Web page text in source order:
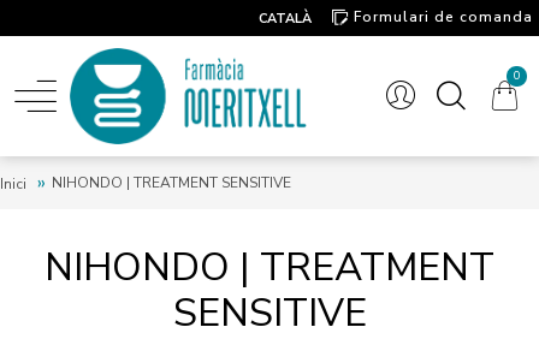
CATALÀ
Formulari de comanda
0
Inici NIHONDO | TREATMENT SENSITIVE
NIHONDO | TREATMENT
SENSITIVE